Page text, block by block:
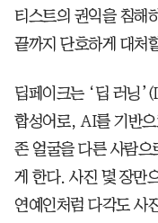
티스트의 권익을 침해
끝까지 단호하게 대처
딥페이크는 ‘딥 러닝
합성어로, AI를 기반으
존 얼굴을 다른 사람으
게 한다. 사진 몇 장만
연예인처럼 다각도 사